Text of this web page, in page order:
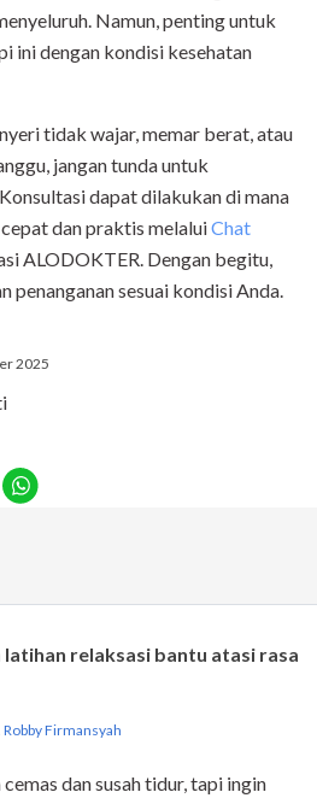
Namun, penting untuk
ini dengan kondisi kesehatan
tidak wajar, memar berat, atau
jangan tunda untuk
dapat dilakukan di mana
dan praktis melaluiChat
ALODOKTER. Dengan begitu,
sesuai kondisi Anda.
2025